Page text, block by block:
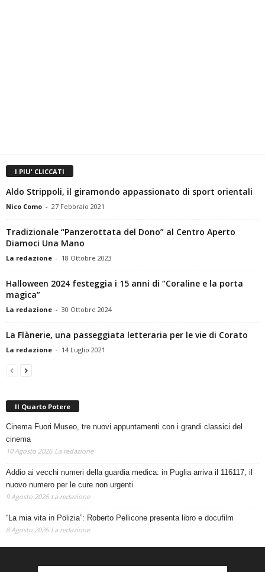
I PIU' CLICCATI
Aldo Strippoli, il giramondo appassionato di sport orientali
Nico Como - 27 Febbraio 2021
Tradizionale “Panzerottata del Dono” al Centro Aperto
Diamoci Una Mano
La redazione - 18 Ottobre 2023
Halloween 2024 festeggia i 15 anni di “Coraline e la porta
magica”
La redazione - 30 Ottobre 2024
La Flànerie, una passeggiata letteraria per le vie di Corato
La redazione - 14 Luglio 2021
Il Quarto Potere
Cinema Fuori Museo, tre nuovi appuntamenti con i grandi classici del
cinema
10 Agosto 2026 La redazione
Addio ai vecchi numeri della guardia medica: in Puglia arriva il 116117, il
nuovo numero per le cure non urgenti
9 Agosto 2026 La redazione
“La mia vita in Polizia”: Roberto Pellicone presenta libro e docufilm
8 Agosto 2026 La redazione